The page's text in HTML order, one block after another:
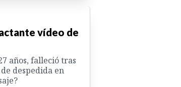
vídeo de
años, falleció tras
despedida en